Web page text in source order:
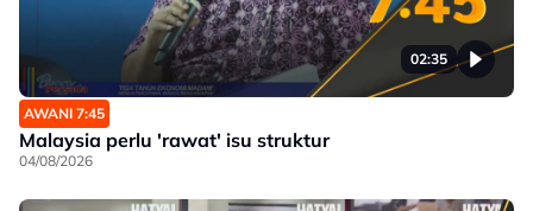
02:35
AWANI 7:45
Malaysia perlu 'rawat' isu struktur
04/08/2026